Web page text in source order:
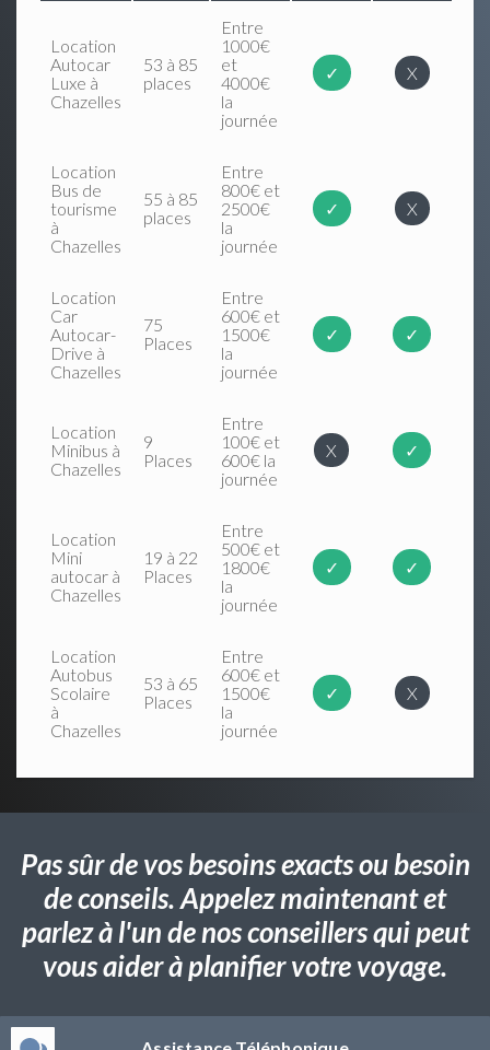
Location
Autocar
Luxe à
Chazelles
53 à 85
places
Entre
1000€
et
4000€
la
journée
✓ X
Location
Bus de
tourisme
à
Chazelles
55 à 85
places
Entre
800€ et
2500€
la
journée
✓ X
Location
Car
Autocar-
Drive à
Chazelles
75
Places
Entre
600€ et
1500€
la
journée
✓ ✓
Location
Minibus à
Chazelles
9
Places
Entre
100€ et
600€ la
journée
X ✓
Location
Mini
autocar à
Chazelles
19 à 22
Places
Entre
500€ et
1800€
la
journée
✓ ✓
Location
Autobus
Scolaire
à
Chazelles
53 à 65
Places
Entre
600€ et
1500€
la
journée
✓ X
Pas sûr de vos besoins exacts ou besoin
de conseils. Appelez maintenant et
parlez à l'un de nos conseillers qui peut
vous aider à planifier votre voyage.